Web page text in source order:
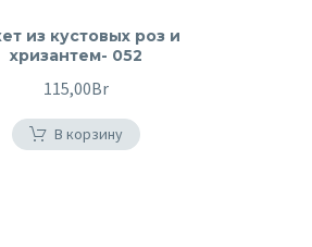
из кустовых роз и
хризантем- 052
115,00Br
В корзину